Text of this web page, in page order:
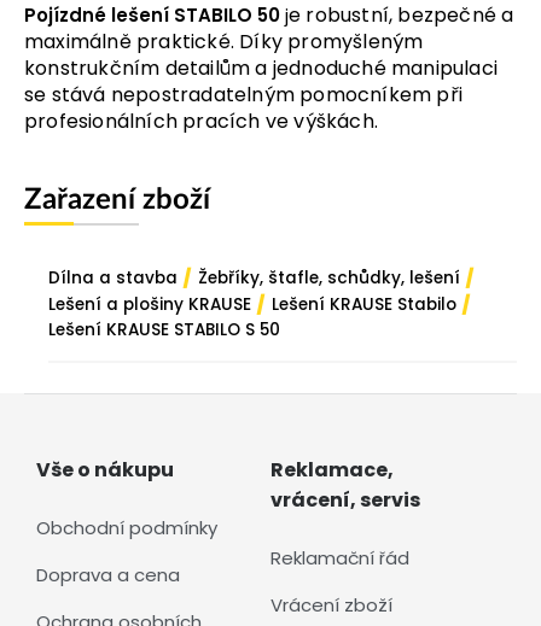
Pojízdné lešení STABILO 50je robustní, bezpečné a
maximálně praktické. Díky promyšleným
konstrukčním detailům a jednoduché manipulaci
se stává nepostradatelným pomocníkem při
profesionálních pracích ve výškách.
Zařazení zboží
Dílna a stavba / Žebříky, štafle, schůdky, lešení /
Lešení a plošiny KRAUSE / Lešení KRAUSE Stabilo /
Lešení KRAUSE STABILO S 50
Vše o nákupu
Obchodní podmínky
Doprava a cena
Reklamace,
vrácení, servis
Reklamační řád
Vrácení zboží